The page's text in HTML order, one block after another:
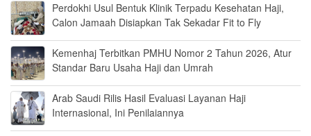
Perdokhi Usul Bentuk Klinik Terpadu Kesehatan Haji,
Calon Jamaah Disiapkan Tak Sekadar Fit to Fly
Kemenhaj Terbitkan PMHU Nomor 2 Tahun 2026, Atur
Standar Baru Usaha Haji dan Umrah
Arab Saudi Rilis Hasil Evaluasi Layanan Haji
Internasional, Ini Penilaiannya